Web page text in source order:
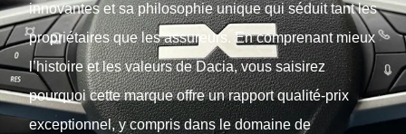
innovantes et sa philosophie unique qui séduit tant les
propriétaires que les assureurs. En comprenant mieux
l’histoire et les valeurs de Dacia, vous saisirez
pourquoi cette marque offre un rapport qualité-prix
exceptionnel, y compris dans le domaine de